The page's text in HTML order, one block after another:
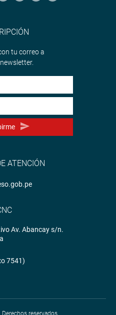
tu correo a
ATENCIÓN
Av. Abancay s/n.
7541)
reservados.